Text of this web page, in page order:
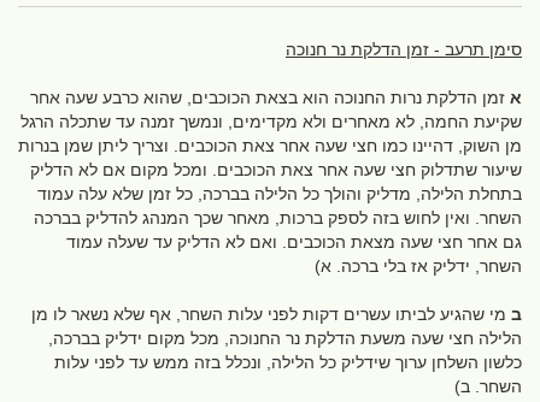
סימן תרעב - זמן הדלקת נר חנוכה
א זמן הדלקת נרות החנוכה הוא בצאת הכוכבים, שהוא כרבע שעה אחר
שקיעת החמה, לא מאחרים ולא מקדימים, ונמשך זמנה עד שתכלה הרגל
מן השוק, דהיינו כמו חצי שעה אחר צאת הכוכבים. וצריך ליתן שמן בנרות
שיעור שתדלוק חצי שעה אחר צאת הכוכבים. ומכל מקום אם לא הדליק
בתחלת הלילה, מדליק והולך כל הלילה בברכה, כל זמן שלא עלה עמוד
השחר. ואין לחוש בזה לספק ברכות, מאחר שכך המנהג להדליק בברכה
גם אחר חצי שעה מצאת הכוכבים. ואם לא הדליק עד שעלה עמוד
השחר, ידליק אז בלי ברכה. א)
ב מי שהגיע לביתו עשרים דקות לפני עלות השחר, אף שלא נשאר לו מן
הלילה חצי שעה משעת הדלקת נר החנוכה, מכל מקום ידליק בברכה,
כלשון השלחן ערוך שידליק כל הלילה, ונכלל בזה ממש עד לפני עלות
השחר. ב)